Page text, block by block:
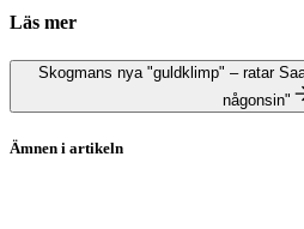
Läs mer
Skogmans nya "guldklimp" – ratar
någonsin"
Ämnen i artikeln